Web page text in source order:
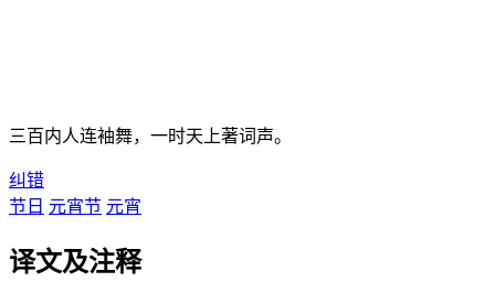
三百内人连袖舞，一时天上著词声。
纠错
节日 元宵节 元宵
译文及注释